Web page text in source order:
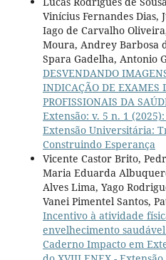
Vinícius Fernandes Dias,
Iago de Carvalho
Moura, Andrey Barbosa
Spara Gadelha, Antonio
DESVENDANDO
INDICAÇÃO DE EXAMES
PROFISSIONAIS DA
Extensão: v. 5 n. 1
Extensão Universitária:
Construindo Esperança
Vicente Castor Brito,
Maria Eduarda
Alves Lima, Yago
Vanei Pimentel Santos,
Incentivo à atividade
envelhecimento
Caderno Impacto em